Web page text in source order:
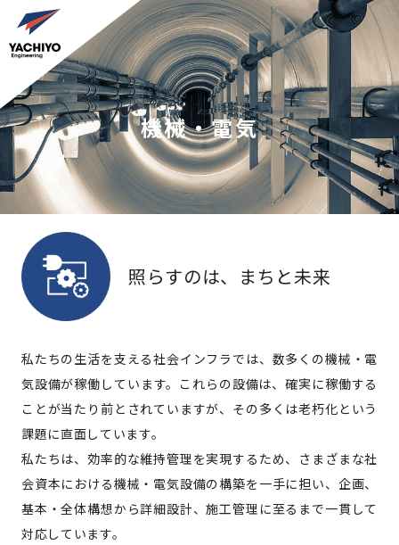
機械・電気
照らすのは、まちと未来
私たちの生活を支える社会インフラでは、数多くの機械・電
気設備が稼働しています。これらの設備は、確実に稼働する
ことが当たり前とされていますが、その多くは老朽化という
課題に直面しています。
私たちは、効率的な維持管理を実現するため、さまざまな社
会資本における機械・電気設備の構築を一手に担い、企画、
基本・全体構想から詳細設計、施工管理に至るまで一貫して
対応しています。